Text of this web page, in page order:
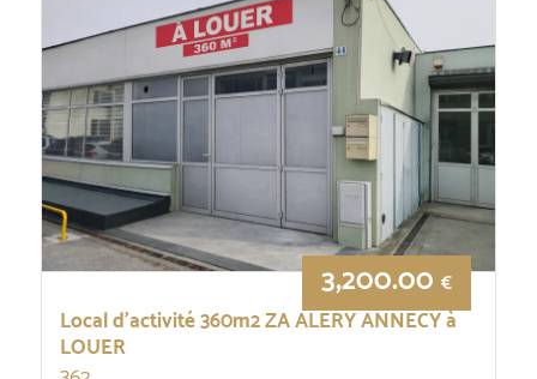
Local d’activité 360m2 ZA ALERY ANNECY à
LOUER
3,200.00€